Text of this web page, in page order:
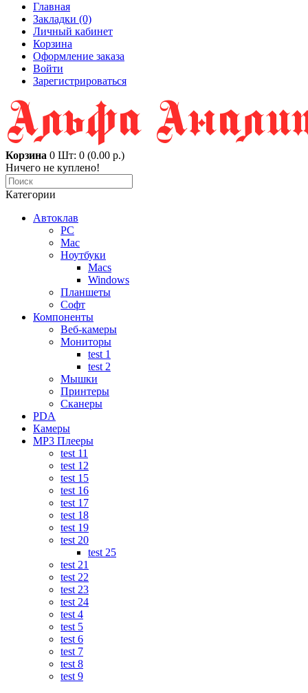
Главная
Закладки (0)
Личный кабинет
Корзина
Оформление заказа
Войти
Зарегистрироваться
Корзина 0 Шт: 0 (0.00 р.)
Ничего не куплено!
Категории
Автоклав
PC
Mac
Ноутбуки
Macs
Windows
Планшеты
Софт
Компоненты
Веб-камеры
Мониторы
test 1
test 2
Мышки
Принтеры
Сканеры
PDA
Камеры
MP3 Плееры
test 11
test 12
test 15
test 16
test 17
test 18
test 19
test 20
test 25
test 21
test 22
test 23
test 24
test 4
test 5
test 6
test 7
test 8
test 9